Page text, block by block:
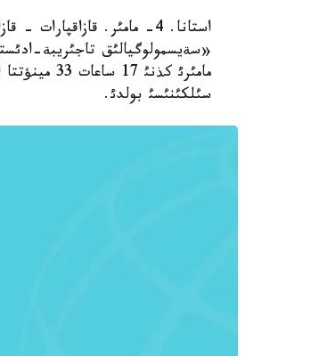
استانا. 4- مامئر.
سئلكئنئسئ بولدئ.